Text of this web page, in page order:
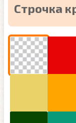
Строчка